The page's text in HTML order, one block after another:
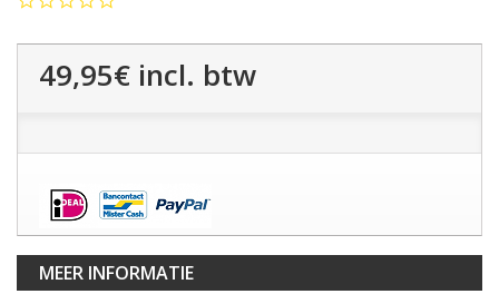
49,95€ incl. btw
MEER INFORMATIE